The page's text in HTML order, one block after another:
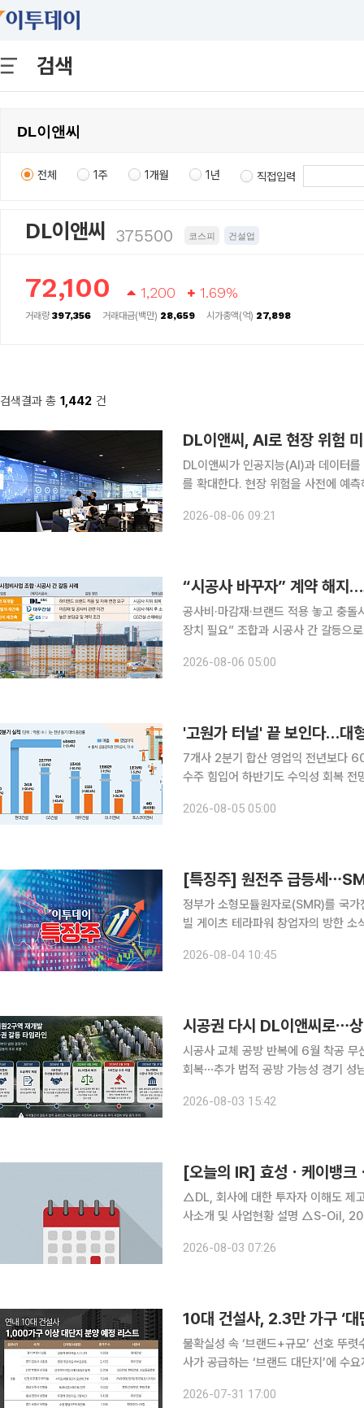
검색
전체 1주 1개월 1년 직접입력
DL이앤씨 375500 코스피 건설업
72,100 1,200 1.69%
거래량397,356 거래대금(백만) 28,659 시가총액(억) 27,898
검색결과 총 1,442 건
DL이앤씨, AI로 현장 위험
DL이앤씨가 인공지능(AI)과 데이터
를 확대한다. 현장 위험을 사전에 예
과 시스템 전반의 안전관리 체계를
2026-08-06 09:21
“시공사 바꾸자” 계약 해지
공사비·마감재·브랜드 적용 놓고 충
장치 필요” 조합과 시공사 간 갈등으로 도시정비사업이 멈춰 서는 사례가 잇따르고 있다. 공사비와
2026-08-06 05:00
'고원가 터널' 끝 보인다…대
7개사 2분기 합산 영업익 전년보다
수주 힘입어 하반기도 수익성 회복 전망 대형 건설사들이 장기간 실적을 짓누르던 고원가 부
2026-08-05 05:00
[특징주] 원전주 급등세
정부가 소형모듈원자로(SMR)를 국
빌 게이츠 테라파워 창업자의 방한
(6.63%), 대우건설(6.17%), 한전
2026-08-04 10:45
시공권 다시 DL이앤씨로⋯
시공사 교체 공방 반복에 6월 착공 무
회복⋯추가 법적 공방 가능성 경기 성남시 상대원2구역 재개발사업이 시공권 갈등으로 수개월째 제
위를 다시 인정하면서 시공사 교체 절
2026-08-03 15:42
[오늘의 IR] 효성ㆍ케이뱅크
△DL, 회사에 대한 투자자 이해도
사소개 및 사업현황 설명 △S-Oil,
씨, 2026년 2분기 경영실적 발표 및
2026-08-03 07:26
10대 건설사, 2.3만 가구 ‘
불확실성 속 ‘브랜드+규모’ 선호 뚜렷수도권·지방 13곳
사가 공급하는 ‘브랜드 대단지’에 수
이상 대단지가 상대적으로 안전한 선
2026-07-31 17:00